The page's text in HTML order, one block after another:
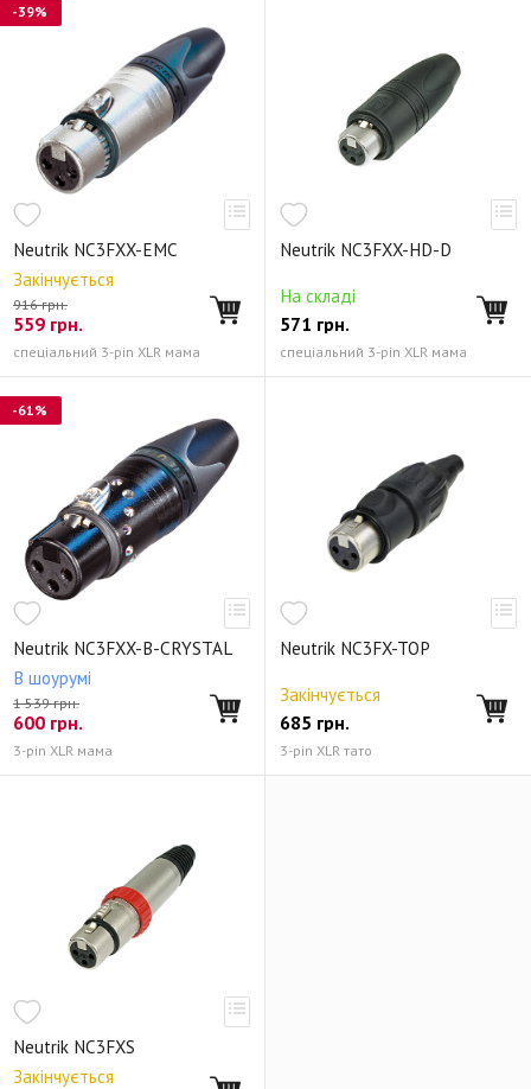
Neutrik NC3FXX-EMC
Закінчується
916 грн.
559 грн.
спеціальний 3-pin XLR мама
-39%
Neutrik NC3FXX-HD-D
На складі
571 грн.
спеціальний 3-pin XLR мама
Neutrik NC3FXX-B-CRYSTAL
В шоурумі
1 539 грн.
600 грн.
3-pin XLR мама
-61%
Neutrik NC3FX-TOP
Закінчується
685 грн.
3-pin XLR тато
Neutrik NC3FXS
Закінчується